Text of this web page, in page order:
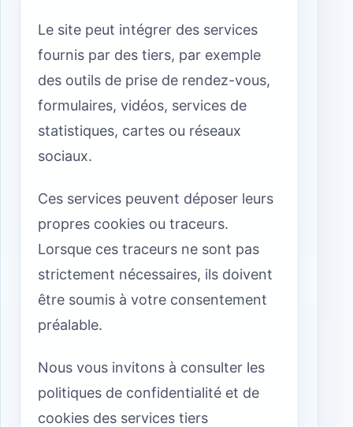
Le site peut intégrer des services
fournis par des tiers, par exemple
des outils de prise de rendez-vous,
formulaires, vidéos, services de
statistiques, cartes ou réseaux
sociaux.
Ces services peuvent déposer leurs
propres cookies ou traceurs.
Lorsque ces traceurs ne sont pas
strictement nécessaires, ils doivent
être soumis à votre consentement
préalable.
Nous vous invitons à consulter les
politiques de confidentialité et de
cookies des services tiers